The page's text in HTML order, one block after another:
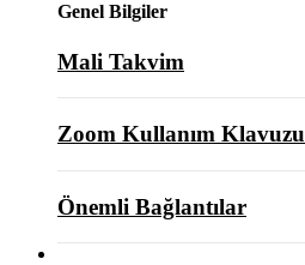
Genel Bilgiler
Mali Takvim
Zoom Kullanım Klavuzu
Önemli Bağlantılar